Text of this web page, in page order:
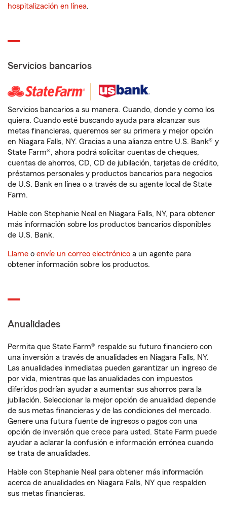
hospitalización en línea.
Servicios bancarios
Servicios bancarios a su manera. Cuando, donde y como los
quiera. Cuando esté buscando ayuda para alcanzar sus
metas financieras, queremos ser su primera y mejor opción
en Niagara Falls, NY. Gracias a una alianza entre U.S. Bank® y
State Farm®, ahora podrá solicitar cuentas de cheques,
cuentas de ahorros, CD, CD de jubilación, tarjetas de crédito,
préstamos personales y productos bancarios para negocios
de U.S. Bank en línea o a través de su agente local de State
Farm.
Hable con Stephanie Neal en Niagara Falls, NY, para obtener
más información sobre los productos bancarios disponibles
de U.S. Bank.
Llame o envíe un correo electrónico a un agente para
obtener información sobre los productos.
Anualidades
Permita que State Farm® respalde su futuro financiero con
una inversión a través de anualidades en Niagara Falls, NY.
Las anualidades inmediatas pueden garantizar un ingreso de
por vida, mientras que las anualidades con impuestos
diferidos podrían ayudar a aumentar sus ahorros para la
jubilación. Seleccionar la mejor opción de anualidad depende
de sus metas financieras y de las condiciones del mercado.
Genere una futura fuente de ingresos o pagos con una
opción de inversión que crece para usted. State Farm puede
ayudar a aclarar la confusión e información errónea cuando
se trata de anualidades.
Hable con Stephanie Neal para obtener más información
acerca de anualidades en Niagara Falls, NY que respalden
sus metas financieras.